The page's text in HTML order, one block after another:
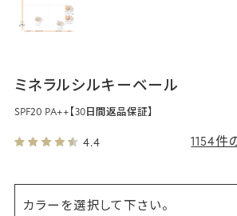
4.4 1154件
ミネラルシルキーベール
SPF20 PA++ 【30日間返品保証】
カラーを選択して下さい。